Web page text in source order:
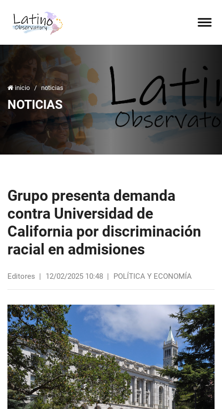
inicio / noticias
NOTICIAS
Grupo presenta demanda
contra Universidad de
California por discriminación
racial en admisiones
Editores | 12/02/2025 10:48 | POLÍTICA Y ECONOMÍA